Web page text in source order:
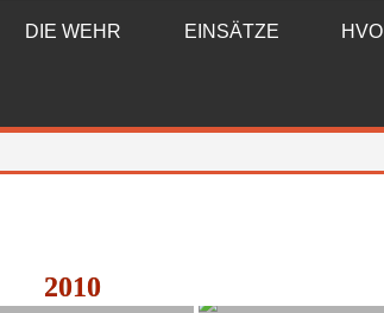
DIE WEHR EINSÄTZE HVO
2010